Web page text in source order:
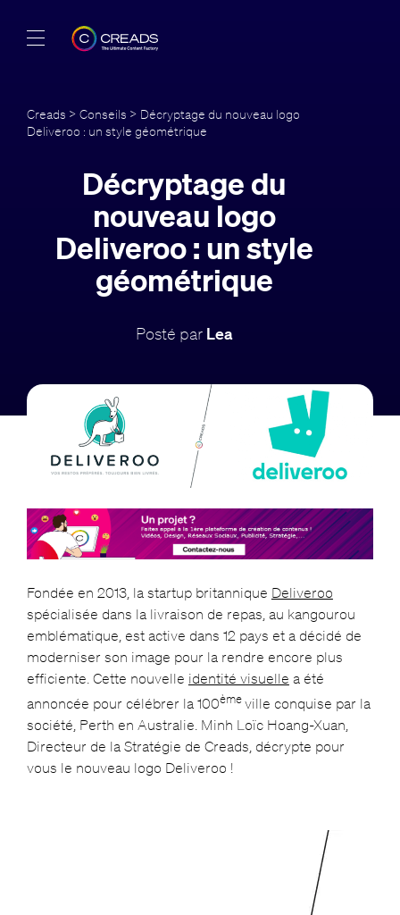
Offres
À propos
Creads > Conseils > Décryptage du nouveau logo
Deliveroo : un style géométrique
Décryptage du
nouveau logo
Deliveroo : un style
géométrique
Posté par Lea
Fondée en 2013, la startup britannique Deliveroo
spécialisée dans la livraison de repas, au kangourou
emblématique, est active dans 12 pays et a décidé de
moderniser son image pour la rendre encore plus
efficiente. Cette nouvelle identité visuelle a été
annoncée pour célébrer la 100èmeville conquise par la
société, Perth en Australie. Minh Loïc Hoang-Xuan,
Directeur de la Stratégie de Creads, décrypte pour
vous le nouveau logo Deliveroo !